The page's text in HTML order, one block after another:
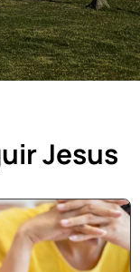
Jesus